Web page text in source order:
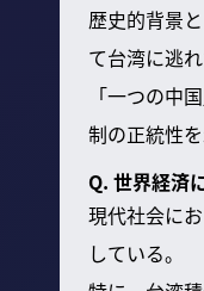
歴史的背景
て台湾に逃
「一つの中
制の正統性
Q. 世界経済
現代社会に
している。